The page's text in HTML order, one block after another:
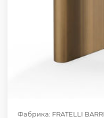
Фабрика: FRATELLI BARRI